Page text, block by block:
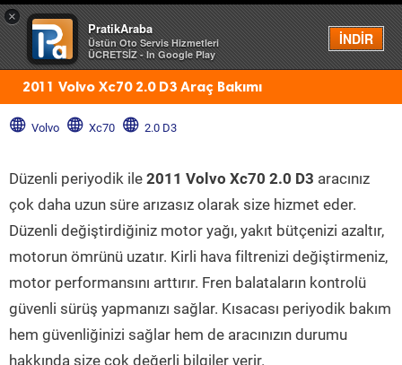
×
PratikAraba
Üstün Oto Servis Hizmetleri
ÜCRETSİZ - In Google Play
İNDİR
Menü
2011 Volvo Xc70 2.0 D3 Araç Bakımı
Volvo Xc70 2.0 D3
Düzenli periyodik ile 2011 Volvo Xc70 2.0 D3 aracınız
çok daha uzun süre arızasız olarak size hizmet eder.
Düzenli değiştirdiğiniz motor yağı, yakıt bütçenizi azaltır,
motorun ömrünü uzatır. Kirli hava filtrenizi değiştirmeniz,
motor performansını arttırır. Fren balataların kontrolü
güvenli sürüş yapmanızı sağlar. Kısacası periyodik bakım
hem güvenliğinizi sağlar hem de aracınızın durumu
hakkında size çok değerli bilgiler verir.